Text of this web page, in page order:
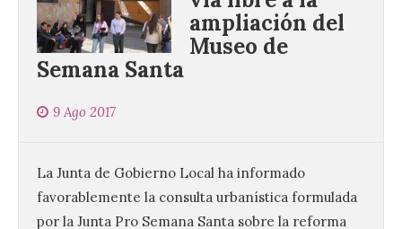
ampliación del
Museo de
Semana Santa
9 Ago 2017
La Junta de Gobierno Local ha informado
favorablemente la consulta urbanística formulada
por la Junta Pro Semana Santa sobre la reforma